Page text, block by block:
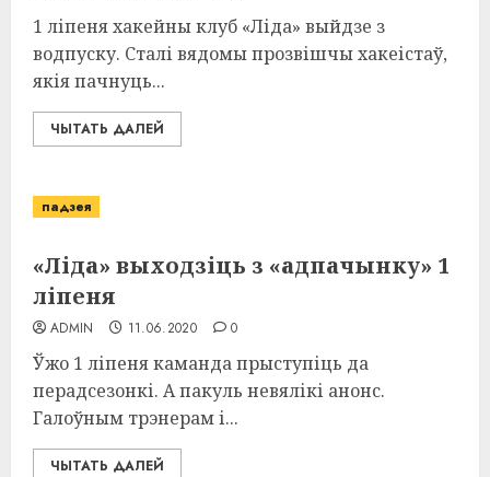
1 ліпеня хакейны клуб «Ліда» выйдзе з
водпуску. Сталі вядомы прозвішчы хакеістаў,
якія пачнуць...
ЧЫТАТЬ ДАЛЕЙ
падзея
«Ліда» выходзіць з «адпачынку» 1
ліпеня
ADMIN 11.06.2020 0
Ўжо 1 ліпеня каманда прыступіць да
перадсезонкі. А пакуль невялікі анонс.
Галоўным трэнерам і...
ЧЫТАТЬ ДАЛЕЙ